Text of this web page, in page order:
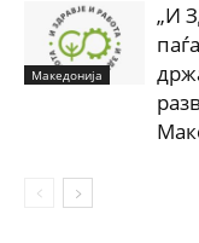
Македонија
„И